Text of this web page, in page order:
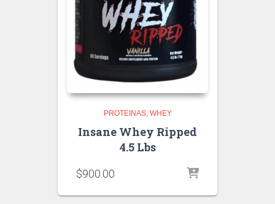
PROTEINAS WHEY
Insane Whey Ripped
4.5 Lbs
$900.00